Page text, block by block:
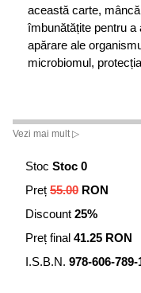
această carte,
îmbunătățite pentru
apărare ale
microbiomul,
Vezi mai mult ▷
Stoc Stoc 0
Preț 55.00 RON
Discount 25%
Preț final 41.25 RON
I.S.B.N. 978-606-789-